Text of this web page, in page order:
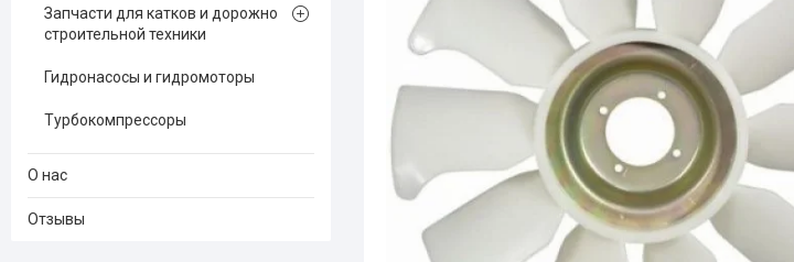
Запчасти для катков и дорожно
строительной техники
Гидронасосы и гидромоторы
Турбокомпрессоры
О нас
Отзывы